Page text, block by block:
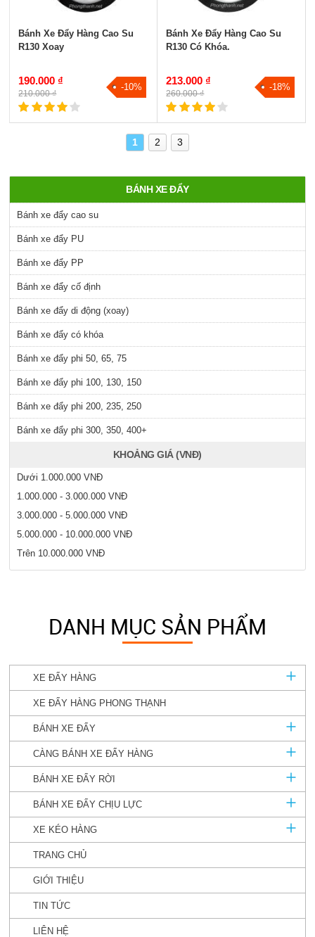
Bánh Xe Đẩy Hàng Cao Su
R130 Xoay
190.000 ₫
210.000 ₫
-10%
Bánh Xe Đẩy Hàng Cao Su
R130 Có Khóa.
213.000 ₫
260.000 ₫
-18%
1 2 3
BÁNH XE ĐẨY
Bánh xe đẩy cao su
Bánh xe đẩy PU
Bánh xe đẩy PP
Bánh xe đẩy cố định
Bánh xe đẩy di động (xoay)
Bánh xe đẩy có khóa
Bánh xe đẩy phi 50, 65, 75
Bánh xe đẩy phi 100, 130, 150
Bánh xe đẩy phi 200, 235, 250
Bánh xe đẩy phi 300, 350, 400+
KHOẢNG GIÁ (VNĐ)
Dưới 1.000.000 VNĐ
1.000.000 - 3.000.000 VNĐ
3.000.000 - 5.000.000 VNĐ
5.000.000 - 10.000.000 VNĐ
Trên 10.000.000 VNĐ
DANH MỤC SẢN PHẨM
XE ĐẨY HÀNG
XE ĐẨY HÀNG PHONG THẠNH
BÁNH XE ĐẨY
CÀNG BÁNH XE ĐẨY HÀNG
BÁNH XE ĐẨY RỜI
BÁNH XE ĐẨY CHỊU LỰC
XE KÉO HÀNG
TRANG CHỦ
GIỚI THIỆU
TIN TỨC
LIÊN HỆ